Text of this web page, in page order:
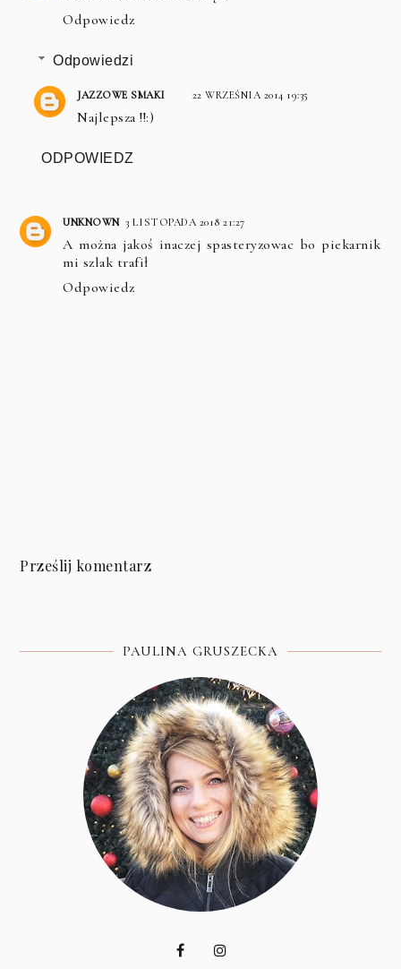
Odpowiedz
Odpowiedzi
JAZZOWE SMAKI 22 WRZEŚNIA 2014 19:35
Najlepsza !!:)
ODPOWIEDZ
UNKNOWN 3 LISTOPADA 2018 21:27
A można jakoś inaczej spasteryzowac bo piekarnik
mi szlak trafił
Odpowiedz
Prześlij komentarz
PAULINA GRUSZECKA